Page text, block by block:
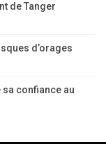
de Tanger
d’orages
sa confiance au